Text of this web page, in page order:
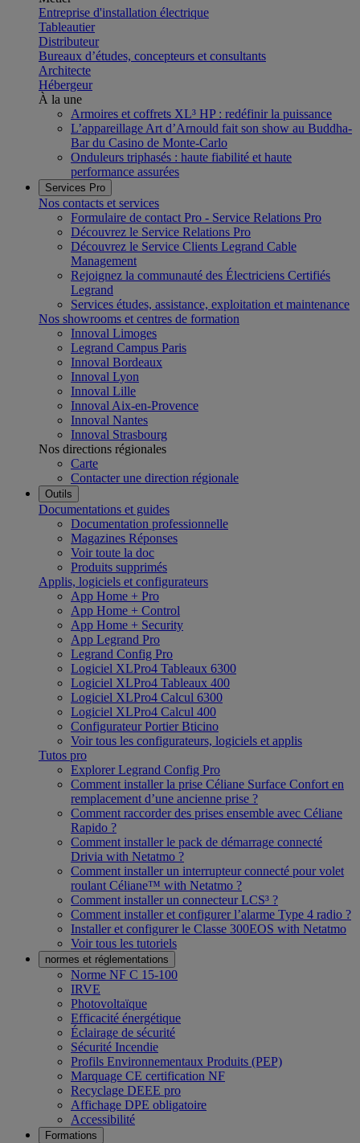
Entreprise d'installation électrique
Tableautier
Distributeur
Bureaux d’études, concepteurs et consultants
Architecte
Hébergeur
À la une
Armoires et coffrets XL³ HP : redéfinir la puissance
L’appareillage Art d’Arnould fait son show au Buddha-
Bar du Casino de Monte-Carlo
Onduleurs triphasés : haute fiabilité et haute
performance assurées
Services Pro
Nos contacts et services
Formulaire de contact Pro - Service Relations Pro
Découvrez le Service Relations Pro
Découvrez le Service Clients Legrand Cable
Management
Rejoignez la communauté des Électriciens Certifiés
Legrand
Services études, assistance, exploitation et maintenance
Nos showrooms et centres de formation
Innoval Limoges
Legrand Campus Paris
Innoval Bordeaux
Innoval Lyon
Innoval Lille
Innoval Aix-en-Provence
Innoval Nantes
Innoval Strasbourg
Nos directions régionales
Carte
Contacter une direction régionale
Outils
Documentations et guides
Documentation professionnelle
Magazines Réponses
Voir toute la doc
Produits supprimés
Applis, logiciels et configurateurs
App Home + Pro
App Home + Control
App Home + Security
App Legrand Pro
Legrand Config Pro
Logiciel XLPro4 Tableaux 6300
Logiciel XLPro4 Tableaux 400
Logiciel XLPro4 Calcul 6300
Logiciel XLPro4 Calcul 400
Configurateur Portier Bticino
Voir tous les configurateurs, logiciels et applis
Tutos pro
Explorer Legrand Config Pro
Comment installer la prise Céliane Surface Confort en
remplacement d’une ancienne prise ?
Comment raccorder des prises ensemble avec Céliane
Rapido ?
Comment installer le pack de démarrage connecté
Drivia with Netatmo ?
Comment installer un interrupteur connecté pour volet
roulant Céliane™ with Netatmo ?
Comment installer un connecteur LCS³ ?
Comment installer et configurer l’alarme Type 4 radio ?
Installer et configurer le Classe 300EOS with Netatmo
Voir tous les tutoriels
normes et réglementations
Norme NF C 15-100
IRVE
Photovoltaïque
Efficacité énergétique
Éclairage de sécurité
Sécurité Incendie
Profils Environnementaux Produits (PEP)
Marquage CE certification NF
Recyclage DEEE pro
Affichage DPE obligatoire
Accessibilité
Formations